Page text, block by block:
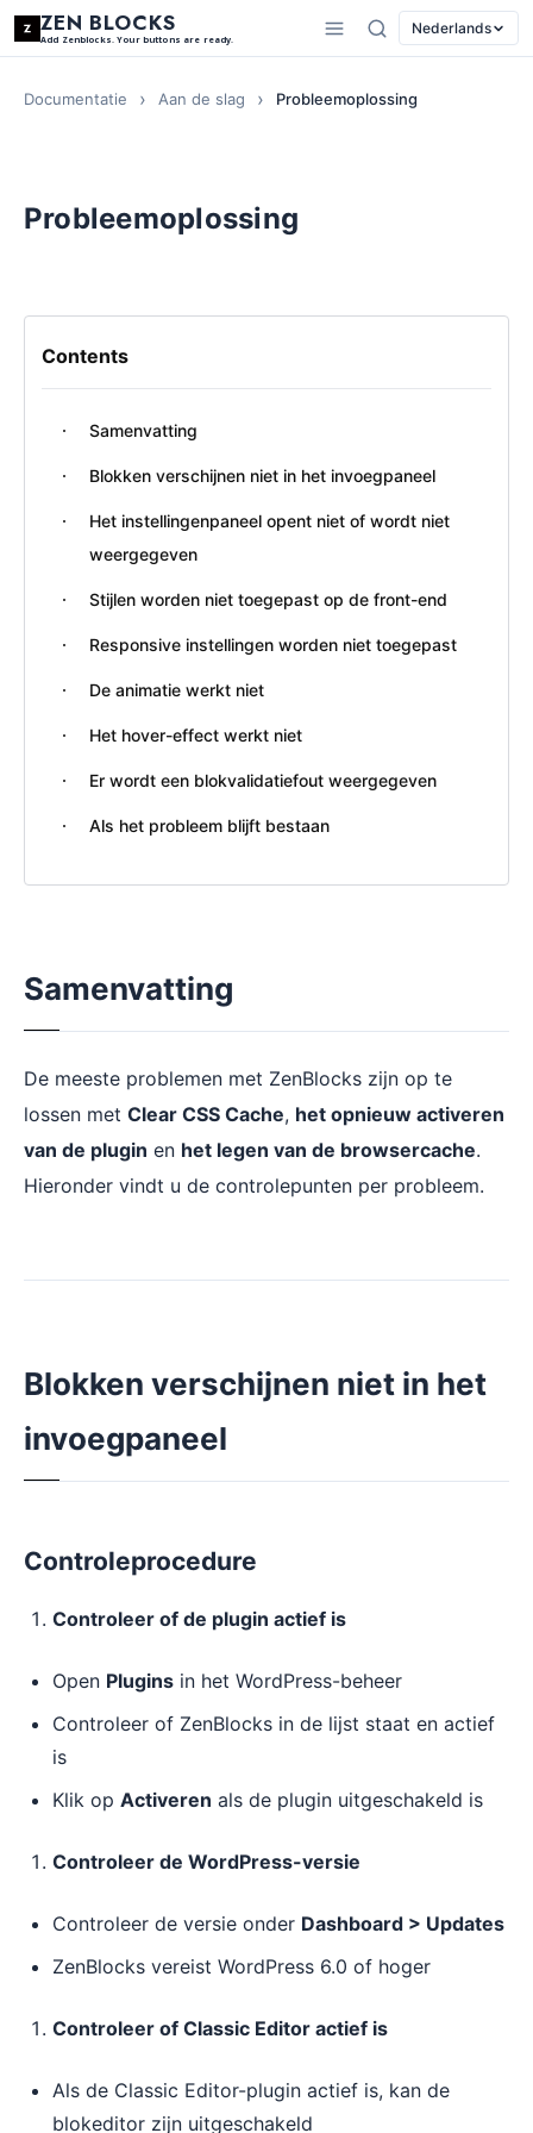
ZEN BLOCKS
Add Zenblocks. Your buttons are ready.
Nederlands
Documentatie Aan de slag Probleemoplossing
Probleemoplossing
Contents
Samenvatting
Blokken verschijnen niet in het invoegpaneel
Het instellingenpaneel opent niet of wordt niet
weergegeven
Stijlen worden niet toegepast op de front-end
Responsive instellingen worden niet toegepast
De animatie werkt niet
Het hover-effect werkt niet
Er wordt een blokvalidatiefout weergegeven
Als het probleem blijft bestaan
Samenvatting
De meeste problemen met ZenBlocks zijn op te
lossen met Clear CSS Cache, het opnieuw activeren
van de plugin en het legen van de browsercache.
Hieronder vindt u de controlepunten per probleem.
Blokken verschijnen niet in het
invoegpaneel
Controleprocedure
Controleer of de plugin actief is
Open Plugins in het WordPress-beheer
Controleer of ZenBlocks in de lijst staat en actief
is
Klik op Activeren als de plugin uitgeschakeld is
Controleer de WordPress-versie
Controleer de versie onder Dashboard > Updates
ZenBlocks vereist WordPress 6.0 of hoger
Controleer of Classic Editor actief is
Als de Classic Editor-plugin actief is, kan de
blokeditor zijn uitgeschakeld